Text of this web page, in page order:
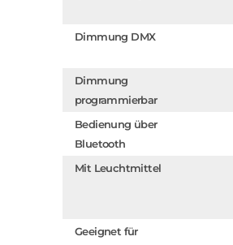
Dimmung DMX
Dimmung
programmierbar
Bedienung über
Bluetooth
Mit Leuchtmittel
Geeignet für